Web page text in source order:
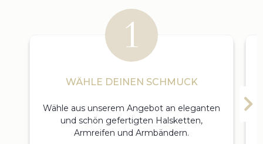
WÄHLE DEINEN SCHMUCK
Wähle aus unserem Angebot an eleganten
und schön gefertigten Halsketten,
Armreifen und Armbändern.